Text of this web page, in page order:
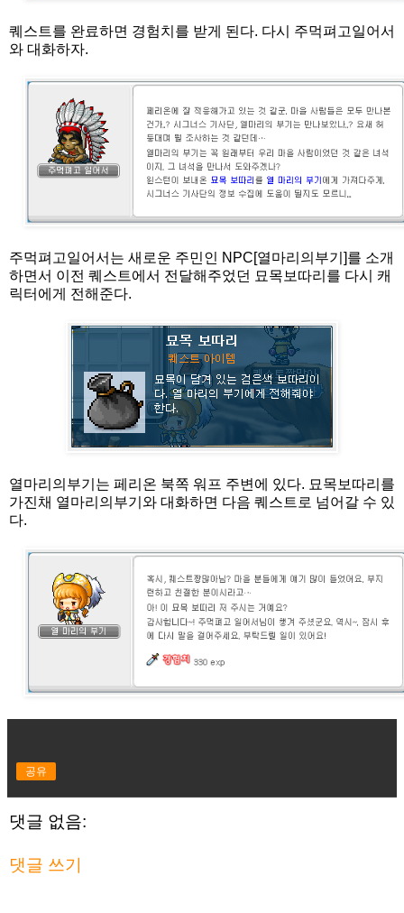
퀘스트를 완료하면 경험치를 받게 된다. 다시 주먹펴고일어서
와 대화하자.
주먹펴고일어서는 새로운 주민인 NPC[열마리의부기]를 소개
하면서 이전 퀘스트에서 전달해주었던 묘목보따리를 다시 캐
릭터에게 전해준다.
열마리의부기는 페리온 북쪽 워프 주변에 있다. 묘목보따리를
가진채 열마리의부기와 대화하면 다음 퀘스트로 넘어갈 수 있
다.
공유
댓글 없음:
댓글 쓰기